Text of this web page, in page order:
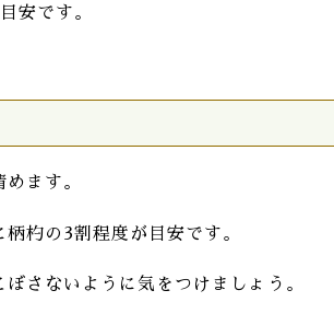
安です。
ます。
杓の3割程度が目安です。
さないように気をつけましょう。